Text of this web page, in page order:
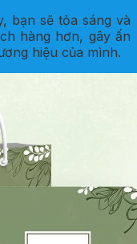
bạn sẽ tỏa sáng và
hàng hơn, gây ấn
hiệu của mình.